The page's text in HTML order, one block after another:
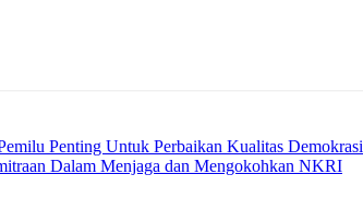
Penting Untuk Perbaikan Kualitas Demokrasi
Dalam Menjaga dan Mengokohkan NKRI